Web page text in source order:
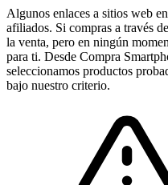
Algunos enlaces a sitios web
afiliados. Si compras a través
la venta, pero en ningún
para ti. Desde Compra
seleccionamos productos
bajo nuestro criterio.